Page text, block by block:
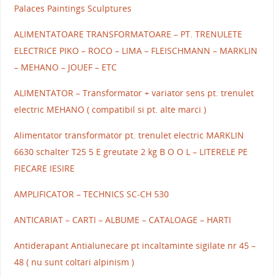
Palaces Paintings Sculptures
ALIMENTATOARE TRANSFORMATOARE – PT. TRENULETE
ELECTRICE PIKO – ROCO – LIMA – FLEISCHMANN – MARKLIN
– MEHANO – JOUEF – ETC
ALIMENTATOR – Transformator + variator sens pt. trenulet
electric MEHANO ( compatibil si pt. alte marci )
Alimentator transformator pt. trenulet electric MARKLIN
6630 schalter T25 5 E greutate 2 kg B O O L – LITERELE PE
FIECARE IESIRE
AMPLIFICATOR – TECHNICS SC-CH 530
ANTICARIAT – CARTI – ALBUME – CATALOAGE – HARTI
Antiderapant Antialunecare pt incaltaminte sigilate nr 45 –
48 ( nu sunt coltari alpinism )